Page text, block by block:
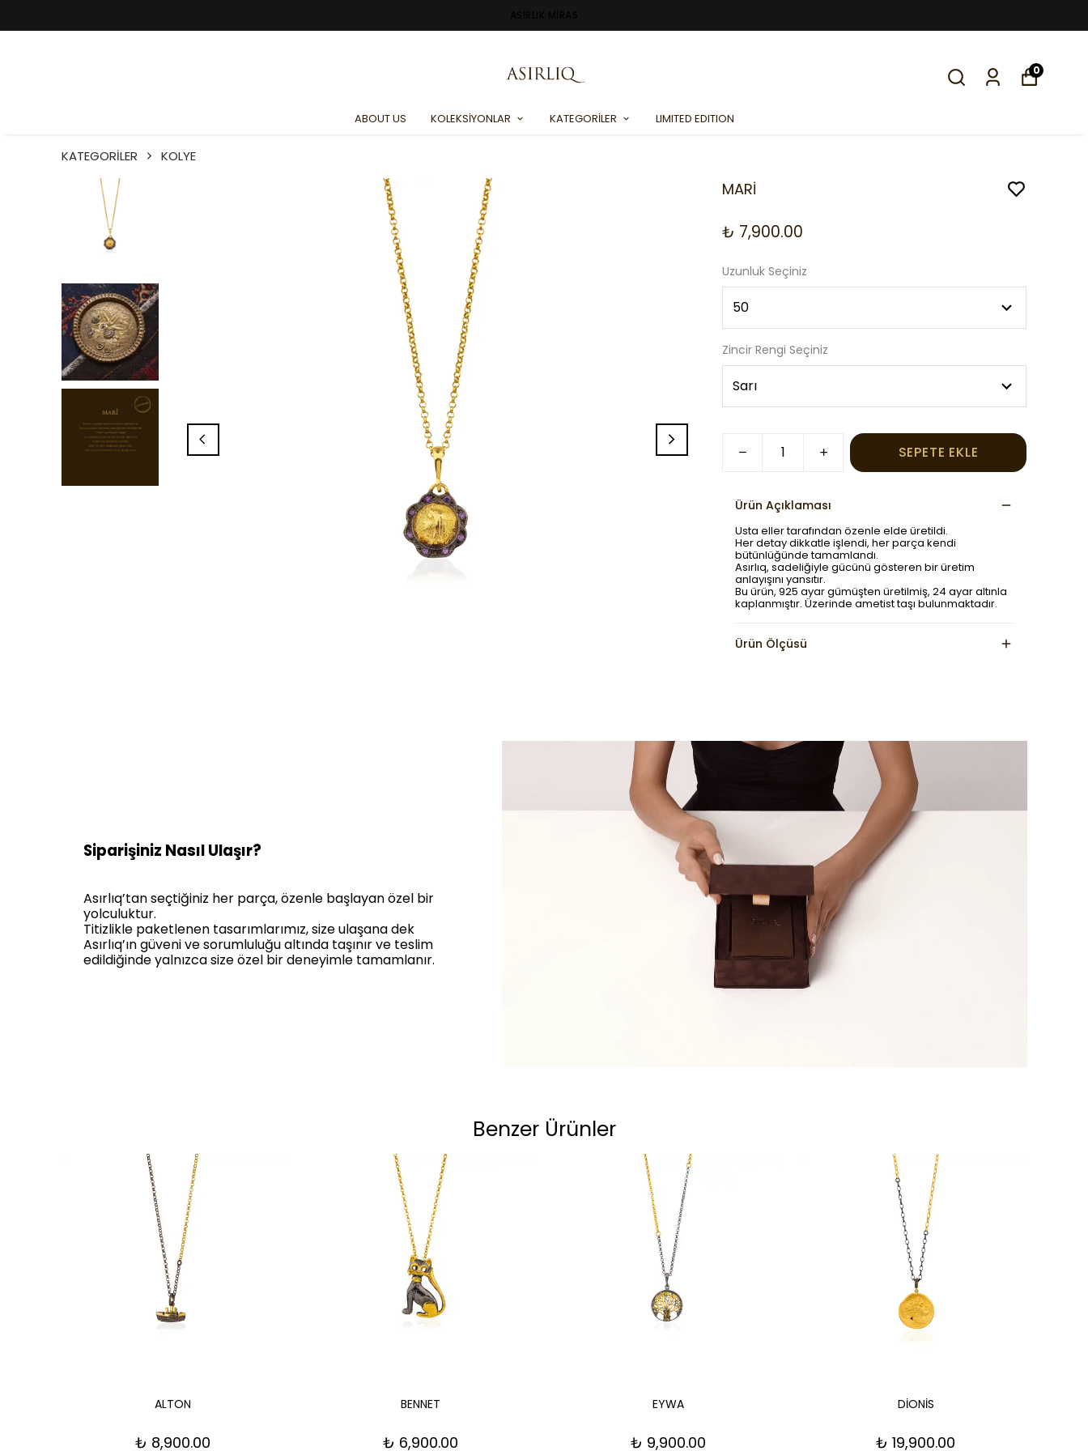
ABOUT US KOLEKSİYONLAR KATEGORİLER LIMITED EDITION
0
KATEGORİLER KOLYE
MARİ
₺ 7,900.00
Uzunluk Seçiniz
Zincir Rengi Seçiniz
SEPETE EKLE
Ürün Açıklaması
Usta eller tarafından özenle elde üretildi.
Her detay dikkatle işlendi, her parça kendi
bütünlüğünde tamamlandı.
Asırlıq, sadeliğiyle gücünü gösteren bir üretim
anlayışını yansıtır.
Bu ürün, 925 ayar gümüşten üretilmiş, 24 ayar altınla
kaplanmıştır. Üzerinde ametist taşı bulunmaktadır.
Ürün Ölçüsü
Siparişiniz Nasıl Ulaşır?
Asırlıq’tan seçtiğiniz her parça, özenle başlayan özel bir
yolculuktur.
Titizlikle paketlenen tasarımlarımız, size ulaşana dek
Asırlıq’ın güveni ve sorumluluğu altında taşınır ve teslim
edildiğinde yalnızca size özel bir deneyimle tamamlanır.
Benzer Ürünler
ALTON
₺ 8,900.00
BENNET
₺ 6,900.00
EYWA
₺ 9,900.00
DİONİS
₺ 19,900.00